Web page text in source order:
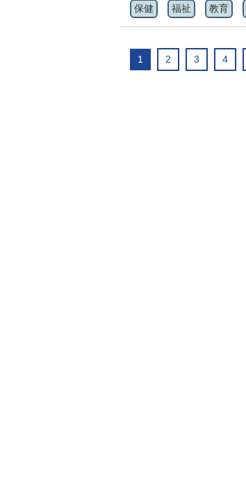
保健 福祉 教育
1 2 3 4